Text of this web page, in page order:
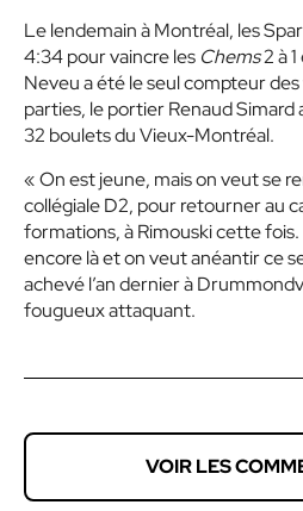
Le lendemain à Montréal, les
4:34 pour vaincre les Chems2 à
Neveu a été le seul compteur
parties, le portier Renaud
32 boulets du Vieux-Montréal.
« On est jeune, mais on veut se
collégiale D2, pour retourner au
formations, à Rimouski cette
encore là et on veut anéantir ce
achevé l’an dernier à
fougueux attaquant.
VOIR LES